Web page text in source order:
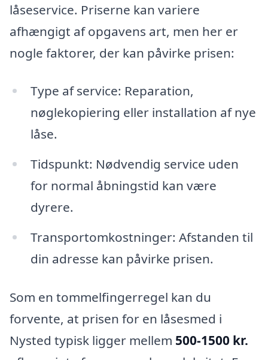
låseservice. Priserne kan variere
afhængigt af opgavens art, men her er
nogle faktorer, der kan påvirke prisen:
Type af service: Reparation,
nøglekopiering eller installation af nye
låse.
Tidspunkt: Nødvendig service uden
for normal åbningstid kan være
dyrere.
Transportomkostninger: Afstanden til
din adresse kan påvirke prisen.
Som en tommelfingerregel kan du
forvente, at prisen for en låsesmed i
Nysted typisk ligger mellem 500-1500 kr.